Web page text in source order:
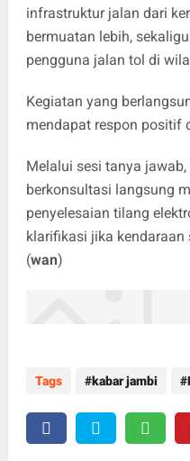
infrastruktur jalan dari
bermuatan lebih,
pengguna jalan tol di
​Kegiatan yang
mendapat respon positif
Melalui sesi tanya
berkonsultasi langsung
penyelesaian tilang
klarifikasi jika
(wan)
Tags kabar jambi